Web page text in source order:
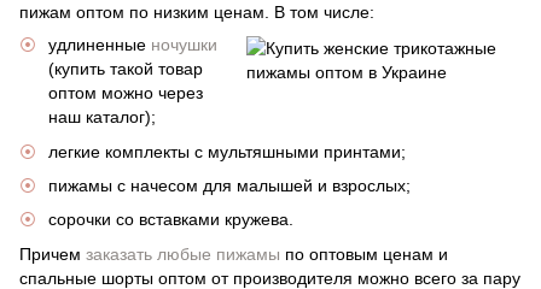
пижам оптом по низким ценам. В том числе:
удлиненные ночушки
(купить такой товар
оптом можно через
наш каталог);
легкие комплекты с мультяшными принтами;
пижамы с начесом для малышей и взрослых;
сорочки со вставками кружева.
Причем заказать любые пижамы по оптовым ценам и
спальные шорты оптом от производителя можно всего за пару